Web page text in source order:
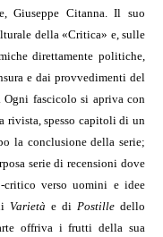
Giuseppe Citanna. Il suo
della «Critica» e, sulle
direttamente politiche,
e dai provvedimenti del
Ogni fascicolo si apriva con
rivista, spesso capitoli di un
la conclusione della serie;
serie di recensioni dove
critico verso uomini e idee
Varietà e di Postille dello
offriva i frutti della sua